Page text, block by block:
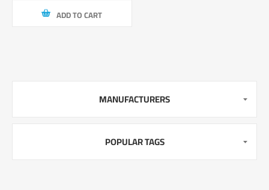
ADD TO CART
MANUFACTURERS
POPULAR TAGS